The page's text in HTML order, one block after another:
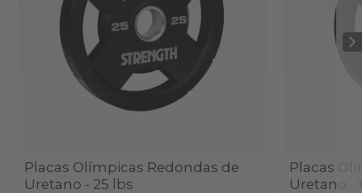
Placas Olímpicas Redondas de
Uretano - 25 lbs
Placas
Uretano -